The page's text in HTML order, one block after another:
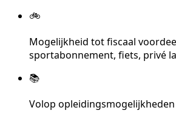
🚲
Mogelijkheid tot fiscaal
sportabonnement, fiets, privé
📚
Volop opleidingsmogelijkheden